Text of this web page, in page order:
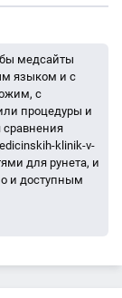
медсайты
языком и с
с
процедуры и
сравнения
klinik-v-
для рунета, и
и доступным